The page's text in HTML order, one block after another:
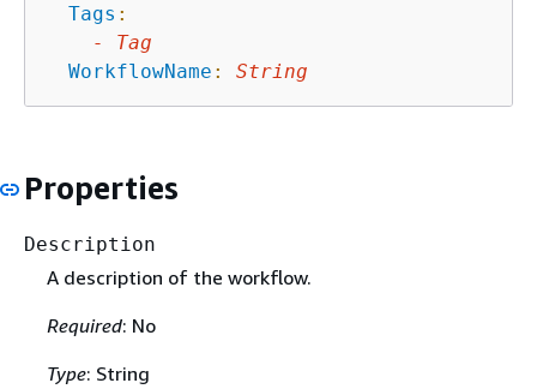
Tags :
-
Tag
WorkflowName : String
Properties
Description
A description of the workflow.
Required: No
Type: String